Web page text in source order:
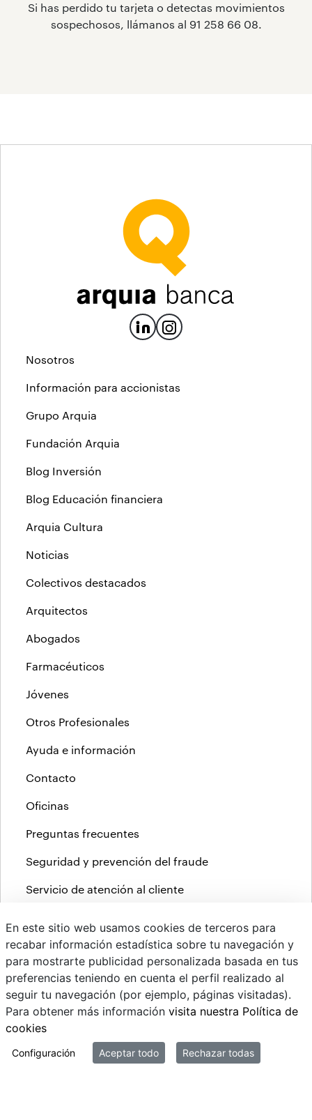
Si has perdido tu tarjeta o detectas movimientos
sospechosos, llámanos al 91 258 66 08.
Nosotros
Información para accionistas
Grupo Arquia
Fundación Arquia
Blog Inversión
Blog Educación financiera
Arquia Cultura
Noticias
Colectivos destacados
Arquitectos
Abogados
Farmacéuticos
Jóvenes
Otros Profesionales
Ayuda e información
Contacto
Oficinas
Preguntas frecuentes
Seguridad y prevención del fraude
Servicio de atención al cliente
© 2026 Arquia Bank, S.A.
Aviso legal
En este sitio web usamos cookies de terceros para
recabar información estadística sobre tu navegación y
para mostrarte publicidad personalizada basada en tus
preferencias teniendo en cuenta el perfil realizado al
seguir tu navegación (por ejemplo, páginas visitadas).
Para obtener más información visita nuestra Política de
cookies
Configuración Aceptar todo Rechazar todas